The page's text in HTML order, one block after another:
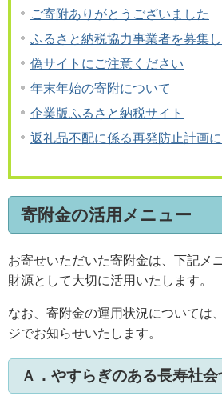
ご寄附ありがとうございました
ふるさと納税協力事業者を募集
偽サイトにご注意ください
年末年始の寄附について
企業版ふるさと納税サイト
返礼品不配に係る再発防止計画
寄附金の活用メニュー
お寄せいただいた寄附金は、下記メ
財源として大切に活用いたします。
なお、寄附金の運用状況については
ジでお知らせいたします。
Ａ．やすらぎのある長寿社会